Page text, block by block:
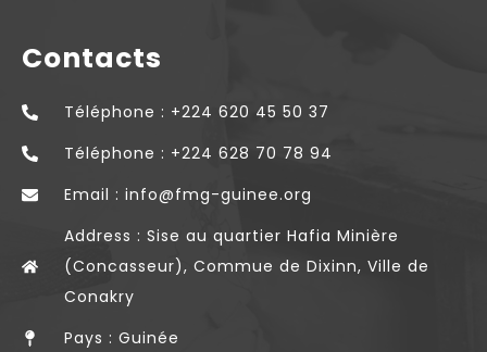
Contacts
Téléphone : +224 620 45 50 37
Téléphone : +224 628 70 78 94
Email : info@fmg-guinee.org
Address : Sise au quartier Hafia Minière
(Concasseur), Commue de Dixinn, Ville de
Conakry
Pays : Guinée